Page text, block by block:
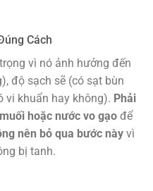
Cách
vì nó ảnh hưởng đến
độ sạch sẽ (có sạt bùn
vi khuẩn hay không). Phải
hoặc nước vo gạo để
nên bỏ qua bước này vì
bị tanh.